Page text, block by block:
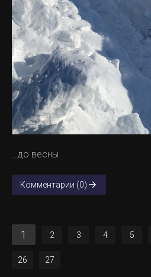
…до весны
Комментарии (0)
1 2 3 4 5
26 27